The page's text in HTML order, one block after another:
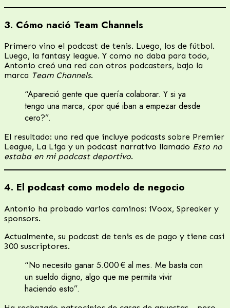
3. Cómo nació Team Channels
Primero vino el podcast de tenis. Luego, los de fútbol.
Luego, la fantasy league. Y como no daba para todo,
Antonio creó una red con otros podcasters, bajo la
marca Team Channels.
“Apareció gente que quería colaborar. Y si ya
tengo una marca, ¿por qué iban a empezar desde
cero?”.
El resultado: una red que incluye podcasts sobre Premier
League, La Liga y un podcast narrativo llamado Esto no
estaba en mi podcast deportivo.
4. El podcast como modelo de negocio
Antonio ha probado varios caminos: iVoox, Spreaker y
sponsors.
Actualmente, su podcast de tenis es de pago y tiene casi
300 suscriptores.
“No necesito ganar 5.000 € al mes. Me basta con
un sueldo digno, algo que me permita vivir
haciendo esto”.